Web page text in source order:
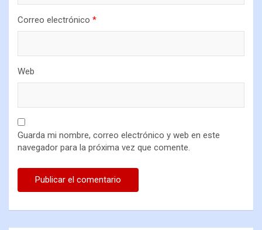
Correo electrónico *
Web
Guarda mi nombre, correo electrónico y web en este
navegador para la próxima vez que comente.